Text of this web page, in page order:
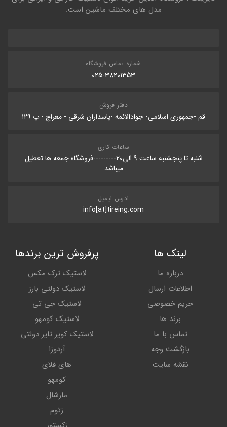
مدل های مختلف ماشین است.
شماره تماس فروشگاه
025-38201353
دفتر فروش
قم -جمهوری اسلامی- جوادالائمه -پاسداران شرقی - معراج - پ ۱۲۹
ساعات کاری
شنبه تا پنجشنبه ساعت 9 الی20---------فروشگاه جمعه ها تعطیل
میباشد
ادرس ایمیل
info[at]tireing.com
لینک ها
درباره ما
اطلاعات ارسال
حریم خصوصی
برند ها
تماس با ما
بازگشت وجه
نقشه سایت
پرفروش ترین برندها
لاستیک ترک مکس
لاستیک دولتی بارز
لاستیک جی تی
لاستیک کومهو
لاستیک کویر تایر دولتی
آردوزا
های فلای
کومهو
مارشال
زتوم